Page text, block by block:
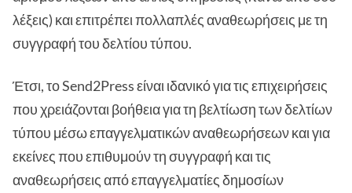
λέξεις) και επιτρέπει πολλαπλές αναθεωρήσεις με τη
συγγραφή του δελτίου τύπου.
Έτσι, το Send2Press είναι ιδανικό για τις επιχειρήσεις
που χρειάζονται βοήθεια για τη βελτίωση των δελτίων
τύπου μέσω επαγγελματικών αναθεωρήσεων και για
εκείνες που επιθυμούν τη συγγραφή και τις
αναθεωρήσεις από επαγγελματίες δημοσίων